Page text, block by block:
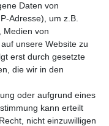
Daten von
Adresse), um z.B.
Medien von
unsere Website zu
erst durch gesetzte
die wir in den
oder aufgrund eines
kann erteilt
nicht einzuwilligen